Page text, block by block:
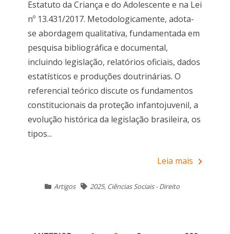
Estatuto da Criança e do Adolescente e na Lei
nº 13.431/2017. Metodologicamente, adota-
se abordagem qualitativa, fundamentada em
pesquisa bibliográfica e documental,
incluindo legislação, relatórios oficiais, dados
estatísticos e produções doutrinárias. O
referencial teórico discute os fundamentos
constitucionais da proteção infantojuvenil, a
evolução histórica da legislação brasileira, os
tipos...
Leia mais
Artigos 2025, Ciências Sociais - Direito